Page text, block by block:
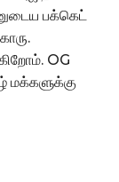
பக்கெட்
OG
மக்களுக்கு